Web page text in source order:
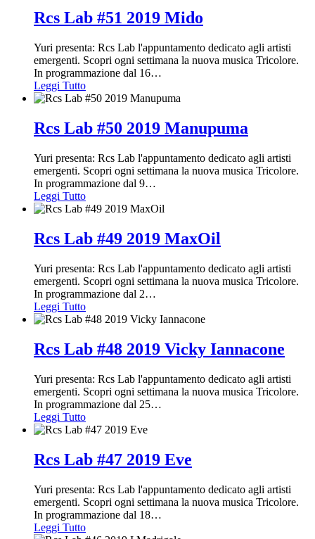
Rcs Lab #51 2019 Mido
Yuri presenta: Rcs Lab l'appuntamento dedicato agli artisti
emergenti. Scopri ogni settimana la nuova musica Tricolore.
In programmazione dal 16…
Leggi Tutto
Rcs Lab #50 2019 Manupuma
Yuri presenta: Rcs Lab l'appuntamento dedicato agli artisti
emergenti. Scopri ogni settimana la nuova musica Tricolore.
In programmazione dal 9…
Leggi Tutto
Rcs Lab #49 2019 MaxOil
Yuri presenta: Rcs Lab l'appuntamento dedicato agli artisti
emergenti. Scopri ogni settimana la nuova musica Tricolore.
In programmazione dal 2…
Leggi Tutto
Rcs Lab #48 2019 Vicky Iannacone
Yuri presenta: Rcs Lab l'appuntamento dedicato agli artisti
emergenti. Scopri ogni settimana la nuova musica Tricolore.
In programmazione dal 25…
Leggi Tutto
Rcs Lab #47 2019 Eve
Yuri presenta: Rcs Lab l'appuntamento dedicato agli artisti
emergenti. Scopri ogni settimana la nuova musica Tricolore.
In programmazione dal 18…
Leggi Tutto